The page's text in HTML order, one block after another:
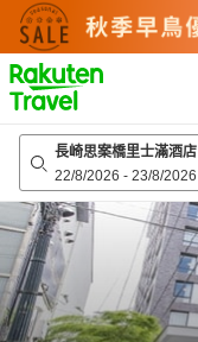
to
top
page
長崎思案橋里士滿酒店
22/8/2026 - 23/8/2026